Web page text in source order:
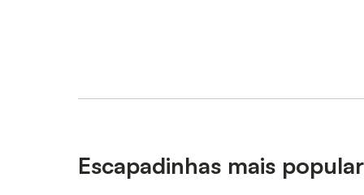
Escapadinhas mais